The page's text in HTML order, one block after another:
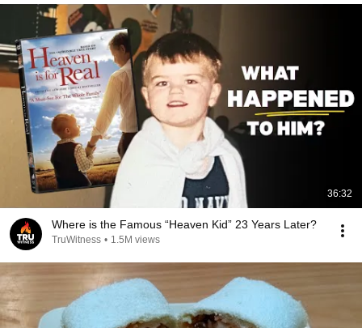
36:32
Where is the Famous “Heaven Kid” 23 Years Later?
TruWitness • 1.5M views